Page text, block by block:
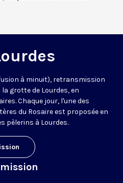
à minuit), retransmission
grotte de Lourdes, en
Chaque jour, l'une des
du Rosaire est proposée en
pèlerins à Lourdes.